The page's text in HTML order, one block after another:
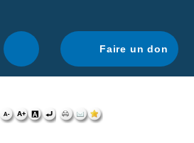
Faire un don